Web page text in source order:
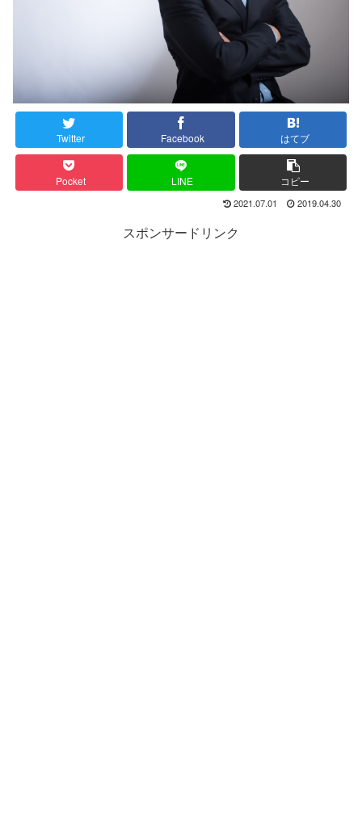
Twitter Facebook はてブ
Pocket LINE コピー
2021.07.01 2019.04.30
スポンサードリンク